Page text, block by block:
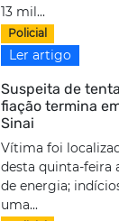
13 mil...
Policial
Ler artigo
Suspeita de
fiação termina
Sinai
Vítima foi
desta quinta-feira
de energia;
uma...